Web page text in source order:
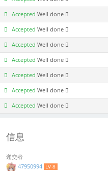
AcceptedWell done
AcceptedWell done
AcceptedWell done
AcceptedWell done
AcceptedWell done
AcceptedWell done
AcceptedWell done
信息
递交者
47950994 LV 8